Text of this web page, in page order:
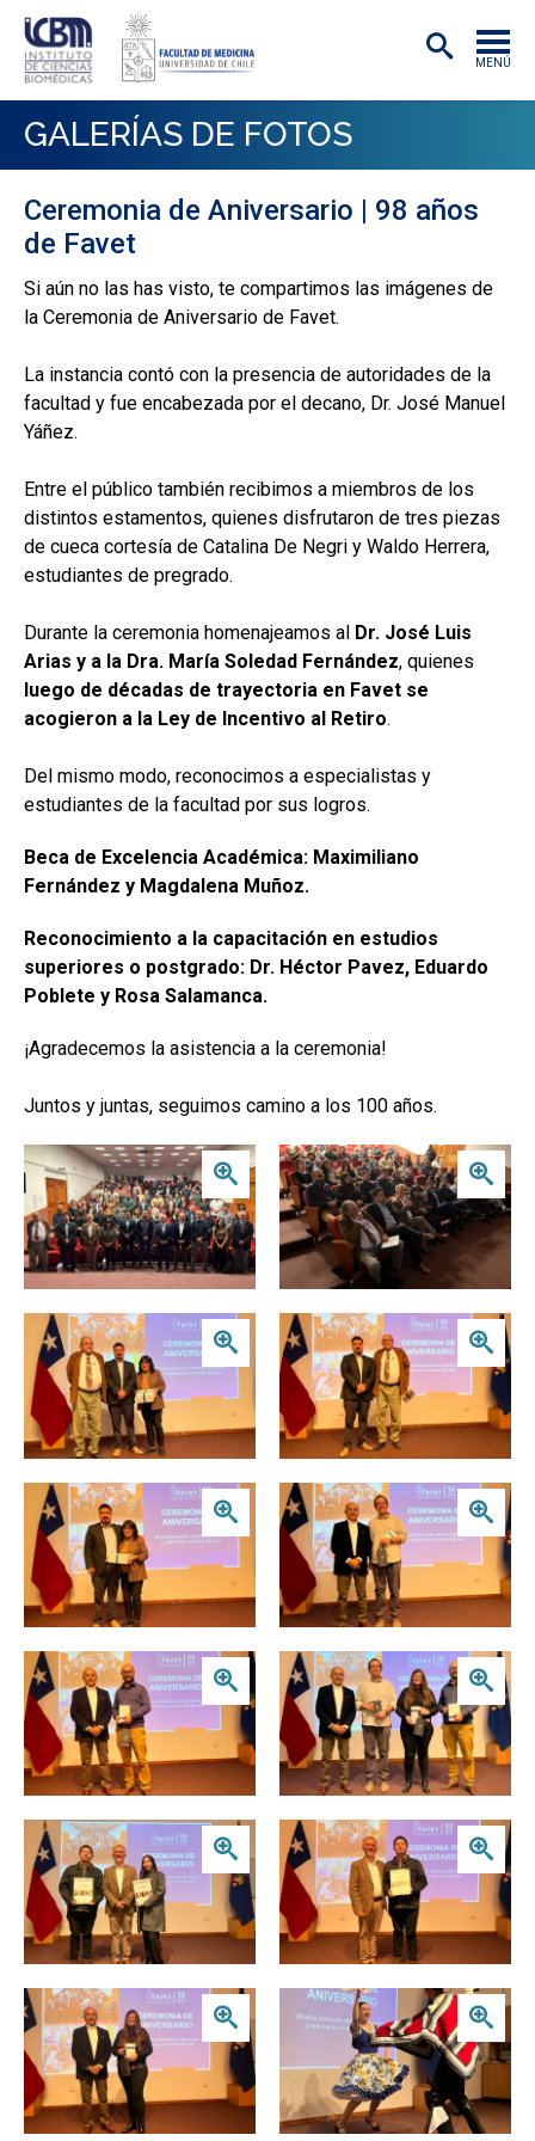
MENÚ
INSTITUTO
ACADÉMICAS/OS
INVESTIGACIÓN
POSTGRADO
PUBLICACIONES
EXTENSIÓN
GALERÍAS DE FOTOS
Ceremonia de Aniversario | 98 años
de Favet
Si aún no las has visto, te compartimos las imágenes de
la Ceremonia de Aniversario de Favet.
La instancia contó con la presencia de autoridades de la
facultad y fue encabezada por el decano, Dr. José Manuel
Yáñez.
Entre el público también recibimos a miembros de los
distintos estamentos, quienes disfrutaron de tres piezas
de cueca cortesía de Catalina De Negri y Waldo Herrera,
estudiantes de pregrado.
Durante la ceremonia homenajeamos al Dr. José Luis
Arias y a la Dra. María Soledad Fernández, quienes
luego de décadas de trayectoria en Favet se
acogieron a la Ley de Incentivo al Retiro.
Del mismo modo, reconocimos a especialistas y
estudiantes de la facultad por sus logros.
Beca de Excelencia Académica: Maximiliano
Fernández y Magdalena Muñoz.
Reconocimiento a la capacitación en estudios
superiores o postgrado: Dr. Héctor Pavez, Eduardo
Poblete y Rosa Salamanca.
¡Agradecemos la asistencia a la ceremonia!
Juntos y juntas, seguimos camino a los 100 años.
Zoom Zoom
Zoom Zoom
Zoom Zoom
Zoom Zoom
Zoom Zoom
Zoom Zoom